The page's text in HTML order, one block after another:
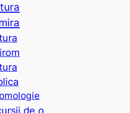
de o